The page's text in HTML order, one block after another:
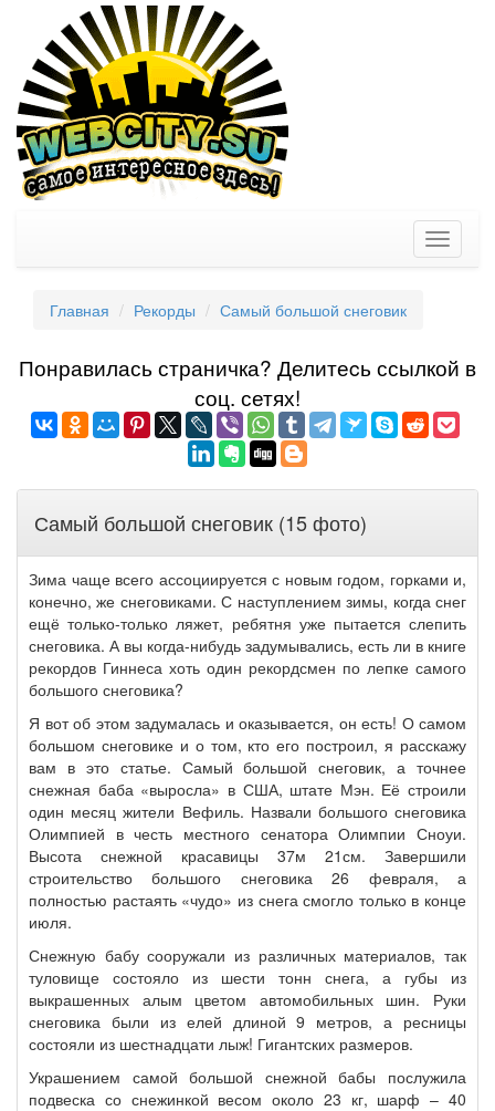
Toggle
Главная Рекорды Самый большой снеговик
Понравилась страничка? Делитеcь ссылкой в
соц. сетях!
Самый большой снеговик (15 фото)
Зима чаще всего ассоциируется с новым годом, горками и,
конечно, же снеговиками. С наступлением зимы, когда снег
ещё только-только ляжет, ребятня уже пытается слепить
снеговика. А вы когда-нибудь задумывались, есть ли в книге
рекордов Гиннеса хоть один рекордсмен по лепке самого
большого снеговика?
Я вот об этом задумалась и оказывается, он есть! О самом
большом снеговике и о том, кто его построил, я расскажу
вам в это статье. Самый большой снеговик, а точнее
снежная баба «выросла» в США, штате Мэн. Её строили
один месяц жители Вефиль. Назвали большого снеговика
Олимпией в честь местного сенатора Олимпии Сноуи.
Высота снежной красавицы 37м 21см. Завершили
строительство большого снеговика 26 февраля, а
полностью растаять «чудо» из снега смогло только в конце
июля.
Снежную бабу сооружали из различных материалов, так
туловище состояло из шести тонн снега, а губы из
выкрашенных алым цветом автомобильных шин. Руки
снеговика были из елей длиной 9 метров, а ресницы
состояли из шестнадцати лыж! Гигантских размеров.
Украшением самой большой снежной бабы послужила
подвеска со снежинкой весом около 23 кг, шарф – 40